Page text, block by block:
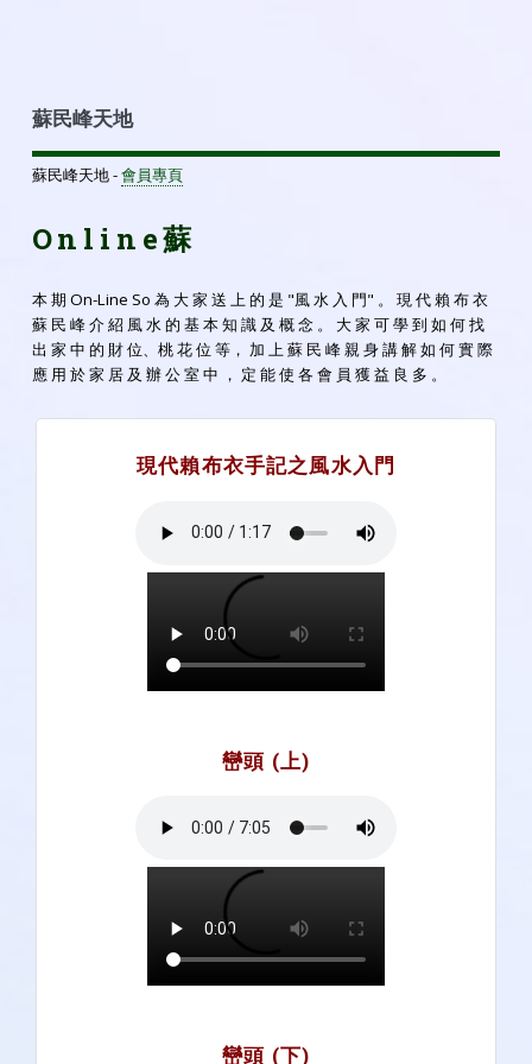
蘇民峰天地
蘇民峰天地 -會員專頁
Online蘇
本 期 On-Line So 為 大 家 送 上 的 是 "風 水 入 門" 。 現 代 賴 布 衣
蘇 民 峰 介 紹 風 水 的 基 本 知 識 及 概 念 。 大 家 可 學 到 如 何 找
出 家 中 的 財 位、桃 花 位 等， 加 上 蘇 民 峰 親 身 講 解 如 何 實 際
應 用 於 家 居 及 辦 公 室 中 ， 定 能 使 各 會 員 獲 益 良 多 。
現代賴布衣手記之風水入門
巒頭 (上)
巒頭 (下)